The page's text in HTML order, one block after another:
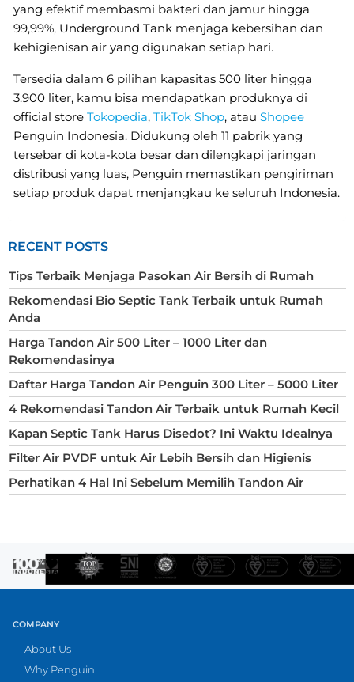
yang efektif membasmi bakteri dan jamur hingga
99,99%, Underground Tank menjaga kebersihan dan
kehigienisan air yang digunakan setiap hari.
Tersedia dalam 6 pilihan kapasitas 500 liter hingga
3.900 liter, kamu bisa mendapatkan produknya di
official store Tokopedia, TikTok Shop, atau Shopee
Penguin Indonesia. Didukung oleh 11 pabrik yang
tersebar di kota-kota besar dan dilengkapi jaringan
distribusi yang luas, Penguin memastikan pengiriman
setiap produk dapat menjangkau ke seluruh Indonesia.
RECENT POSTS
Tips Terbaik Menjaga Pasokan Air Bersih di Rumah
Rekomendasi Bio Septic Tank Terbaik untuk Rumah
Anda
Harga Tandon Air 500 Liter – 1000 Liter dan
Rekomendasinya
Daftar Harga Tandon Air Penguin 300 Liter – 5000 Liter
4 Rekomendasi Tandon Air Terbaik untuk Rumah Kecil
Kapan Septic Tank Harus Disedot? Ini Waktu Idealnya
Filter Air PVDF untuk Air Lebih Bersih dan Higienis
Perhatikan 4 Hal Ini Sebelum Memilih Tandon Air
COMPANY
About Us
Why Penguin